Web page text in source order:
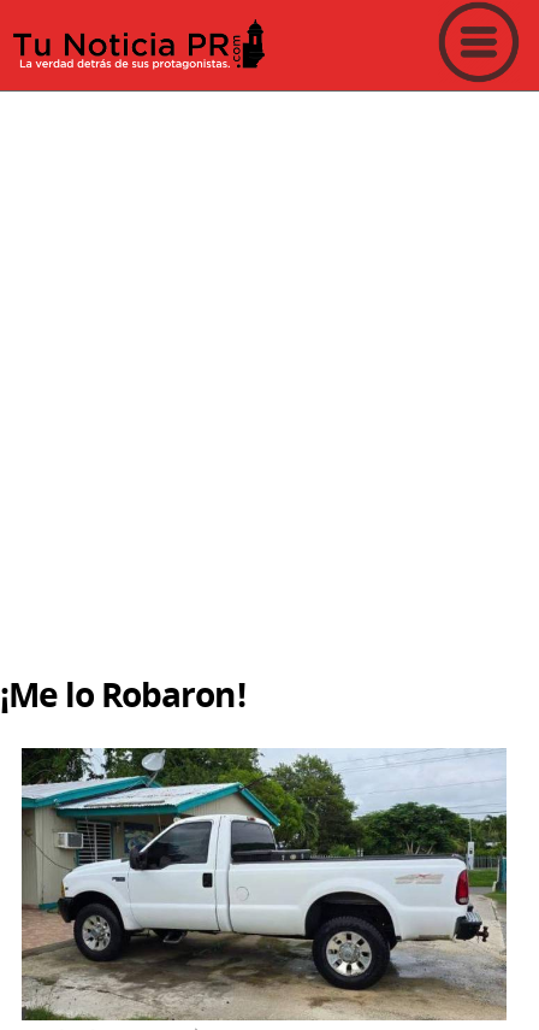
¡Me lo Robaron!